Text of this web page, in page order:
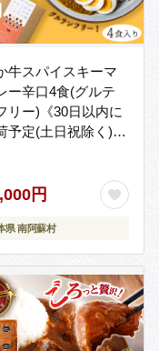
牛スパイスキーマ
ー辛口4食(グルテ
リー)《30日以内に
予定(土日祝除く)》
円
県 南阿蘇村